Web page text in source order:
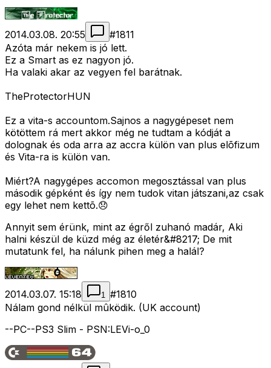
2014.03.08. 20:55 #1811
Azóta már nekem is jó lett.
Ez a Smart as ez nagyon jó.
Ha valaki akar az vegyen fel barátnak.
TheProtectorHUN
Ez a vita-s accountom.Sajnos a nagygépeset nem
kötöttem rá mert akkor még ne tudtam a kódját a
dolognak és oda arra az accra külön van plus elõfizum
és Vita-ra is külön van.
Miért?A nagygépes accomon megosztással van plus
második gépként és így nem tudok vitan játszani,az csak
egy lehet nem kettõ.😞
Annyit sem érünk, mint az égről zuhanó madár, Aki
halni készül de küzd még az életér&#8217; De mit
mutatunk fel, ha nálunk pihen meg a halál?
2014.03.07. 15:18 1 #1810
Nálam gond nélkül mûködik. (UK account)
--PC--PS3 Slim - PSN:LEVi-o_0